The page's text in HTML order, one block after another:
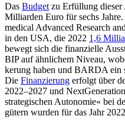
Das Budget zu Erfüllung dieser
Milliarden Euro für sechs
medical Advanced Research
in den USA, die 2022 1,6
bewegt sich die finanzielle
BIP auf ähnlichem Niveau,
kerung haben und BARDA ein
Die Finanzierung er­folgt über
2022–2027 und
strategischen Auto­nomie« bei
gütern wurden für das Jahr